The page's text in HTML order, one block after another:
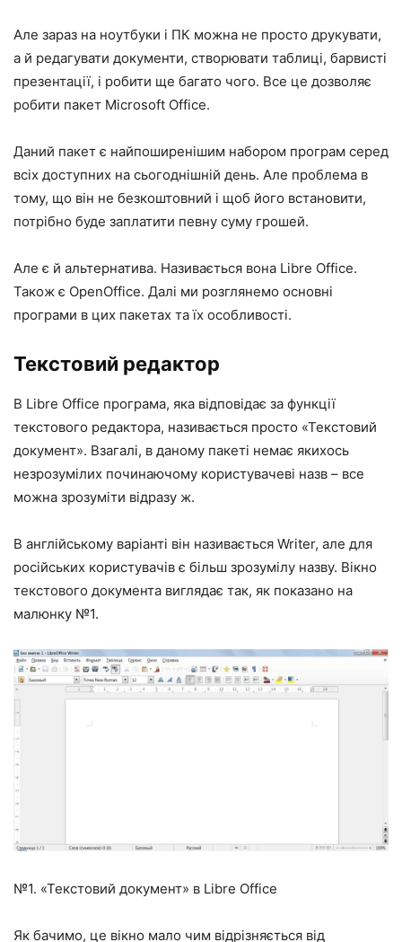
Але зараз на ноутбуки і ПК можна не просто друкувати,
а й редагувати документи, створювати таблиці, барвисті
презентації, і робити ще багато чого. Все це дозволяє
робити пакет Microsoft Office.
Даний пакет є найпоширенішим набором програм серед
всіх доступних на сьогоднішній день. Але проблема в
тому, що він не безкоштовний і щоб його встановити,
потрібно буде заплатити певну суму грошей.
Але є й альтернатива. Називається вона Libre Office.
Також є OpenOffice. Далі ми розглянемо основні
програми в цих пакетах та їх особливості.
Текстовий редактор
В Libre Office програма, яка відповідає за функції
текстового редактора, називається просто «Текстовий
документ». Взагалі, в даному пакеті немає якихось
незрозумілих починаючому користувачеві назв – все
можна зрозуміти відразу ж.
В англійському варіанті він називається Writer, але для
російських користувачів є більш зрозумілу назву. Вікно
текстового документа виглядає так, як показано на
малюнку №1.
№1. «Текстовий документ» в Libre Office
Як бачимо, це вікно мало чим відрізняється від